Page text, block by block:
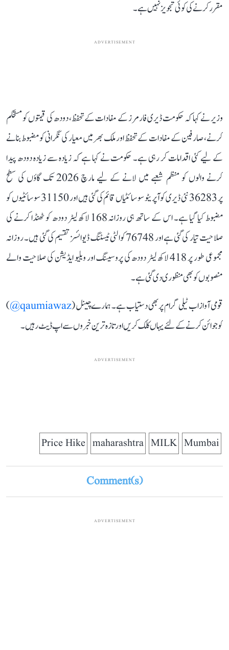
مقرر کرنے کی کوئی تجویز نہیں ہے۔
ADVERTISEMENT
وزیر نے کہا کہ حکومت ڈیری فارمرز کے مفادات کے تحفظ، دودھ کی قیمتوں کو مستحکم
کرنے، صارفین کے مفادات کے تحفظ اور ملک بھر میں معیار کی نگرانی کو مضبوط بنانے
کے لیے کئی اقدامات کر رہی ہے۔ حکومت نے کہا ہے کہ زیادہ سے زیادہ دودھ پیدا
کرنے والوں کو منظم شعبے میں لانے کے لیے مارچ 2026 تک گاؤں کی سطح
پر 36283 نئی ڈیری کوآپریٹو سوسائٹیاں قائم کی گئی ہیں اور 31150 سوسائٹیوں کو
مضبوط کیا گیا ہے۔ اس کے ساتھ ہی روزانہ 168 لاکھ لیٹر دودھ کو ٹھنڈا کرنے کی
صلاحیت تیار کی گئی ہے اور 76748 کوالٹی ٹیسٹنگ ڈیوائسز تقسیم کی گئی ہیں۔ روزانہ
مجموعی طور پر 418 لاکھ لیٹر دودھ کی پروسیسنگ اور ویلیو ایڈیشن کی صلاحیت والے
منصوبوں کو بھی منظوری دی گئی ہے۔
قومی آواز اب ٹیلی گرام پر بھی دستیاب ہے۔ ہمارے چینل (qaumiawaz@
)
کو جوائن کرنے کے لئے یہاں کلک کریں اور تازہ ترین خبروں سے اپ ڈیٹ رہیں۔
ADVERTISEMENT
Mumbai
MILK
maharashtra
Price Hike
Comment(s)
ADVERTISEMENT